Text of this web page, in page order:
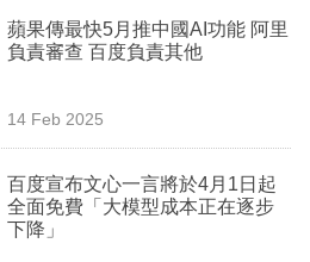
蘋果傳最快5月推中國AI功能 阿里
負責審查 百度負責其他
14 Feb 2025
百度宣布文心一言將於4月1日起
全面免費「大模型成本正在逐步
下降」